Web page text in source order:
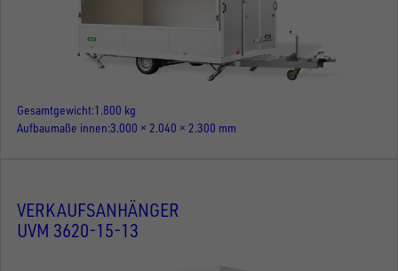
Gesamtgewicht 1.800 kg
Aufbaumaße innen 3.000 × 2.040 × 2.300 mm
VERKAUFSANHÄNGER
UVM 3620-15-13